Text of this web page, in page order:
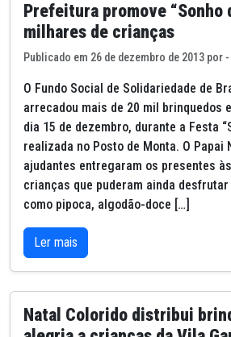
Prefeitura promove “Sonho
milhares de crianças
Publicado em 26 de dezembro de 2013 por -
O Fundo Social de Solidariedade de
arrecadou mais de 20 mil brinquedos
dia 15 de dezembro, durante a Festa
realizada no Posto de Monta. O Papai
ajudantes entregaram os presentes
crianças que puderam ainda
como pipoca, algodão-doce […]
Ler mais
Natal Colorido distribui